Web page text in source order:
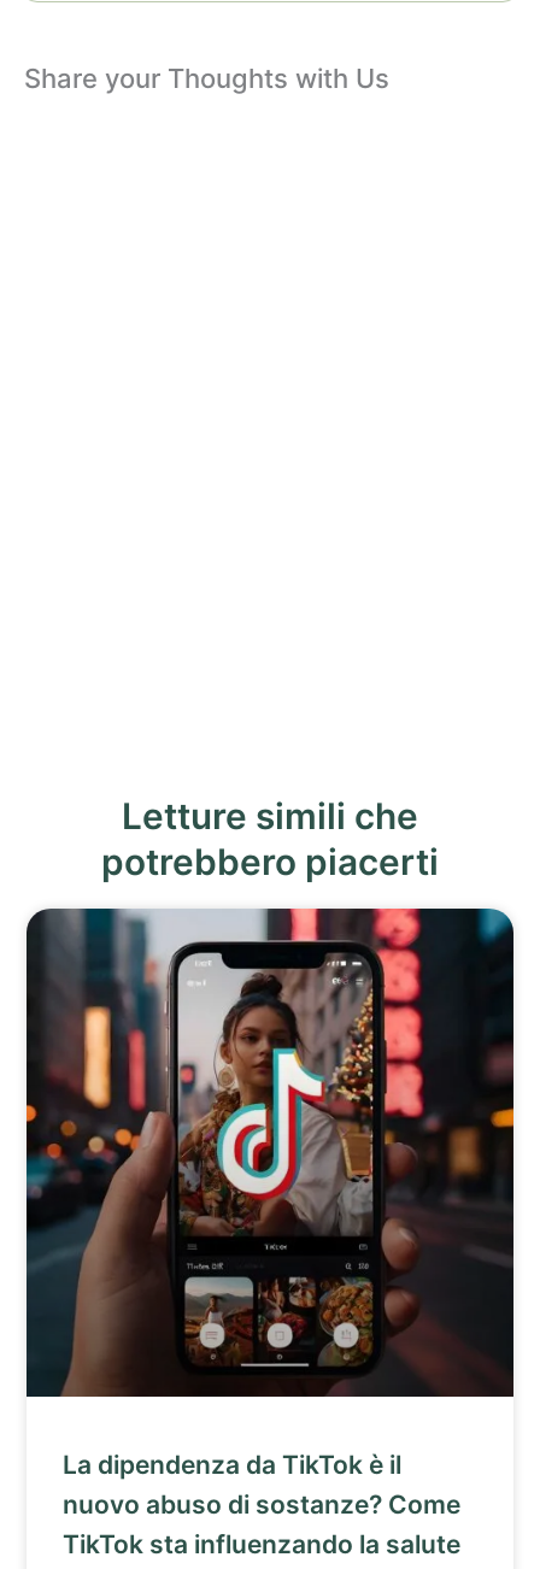
Share your Thoughts with Us
Letture simili che
potrebbero piacerti
La dipendenza da TikTok è il
nuovo abuso di sostanze? Come
TikTok sta influenzando la salute